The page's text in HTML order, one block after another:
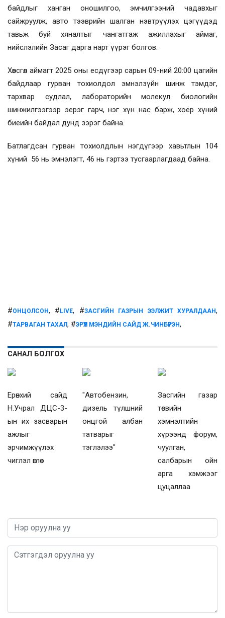
байдлыг ханган оношилгоо, эмчилгээний чадавхыг
сайжруулж, авто тээврийн шалган нэвтрүүлэх цэгүүдэд
тавьж буй хяналтыг чангатгаж ажиллахыг аймаг,
нийслэлийн Засаг дарга нарт үүрэг болгов.
Хөвсгөл аймагт 2025 оны есдүгээр сарын 09-ний 20:00 цагийн
байдлаар гурван тохиолдол эмнэлзүйн шинж тэмдэг,
тархвар судлал, лабораторийн молекул биологийн
шинжилгээгээр эерэг гарч, нэг хүн нас барж, хоёр хүний
биеийн байдал дунд зэрэг байна.
Батлагдсан гурван тохиолдлын нэгдүгээр хавьтлын 104
хүний 56 нь эмнэлэгт, 46 нь гэртээ тусгаарлагдаад байна.
#ОНЦОЛСОН, #LIVE, #ЗАСГИЙН ГАЗРЫН ЭЭЛЖИТ ХУРАЛДААН,
#ТАРВАГАН ТАХАЛ, #ЭРҮҮЛ МЭНДИЙН САЙД Ж.ЧИНБҮРЭН,
САНАЛ БОЛГОХ
Ерөнхий сайд
Н.Учрал ДЦС-3-
ын их засварын
ажлыг
эрчимжүүлэх
чиглэл өглөө
"Автобензин,
дизель түлшний
онцгой албан
татварыг
тэглэлээ"
Засгийн газар
төсвийн
хэмнэлтийн
хүрээнд форум,
чуулган,
салбарын ойн
арга хэмжээг
цуцаллаа